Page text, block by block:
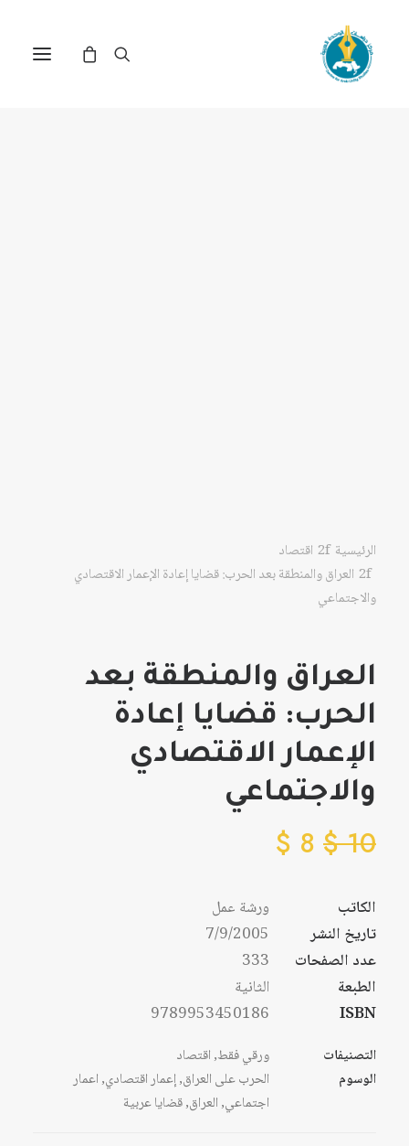
الرئيسية
اقتصاد
العراق والمنطقة بعد الحرب: قضايا إعادة الإعمار الاقتصادي
والاجتماعي
العراق والمنطقة بعد
الحرب: قضايا إعادة
الإعمار الاقتصادي
والاجتماعي
10
$
8
$
الكاتب
ورشة عمل
تاريخ النشر
7/9/2005
عدد الصفحات
333
الطبعة
الثانية
ISBN
9789953450186
التصنيفات ورقي فقط,اقتصاد
الوسوم
الحرب على العراق,إعمار اقتصادي,اعمار
اجتماعي,العراق,قضايا عربية